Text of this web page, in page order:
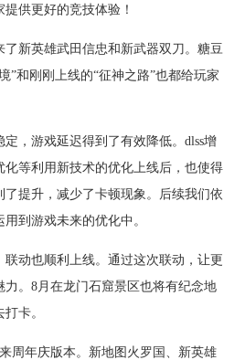
供更好的竞技体验！
新英雄武田信忠和新武器双刀。糖豆
”和刚刚上线的“征神之路”也都给玩家
，游戏延迟得到了有效降低。dlss增
等利用新技术的优化上线后，也使得
提升，减少了卡顿现象。后续我们依
到游戏未来的优化中。
动也顺利上线。通过这次联动，让更
。8月在龙门石窟景区也将有纪念地
卡。
周年庆版本。新地图火罗国、新英雄